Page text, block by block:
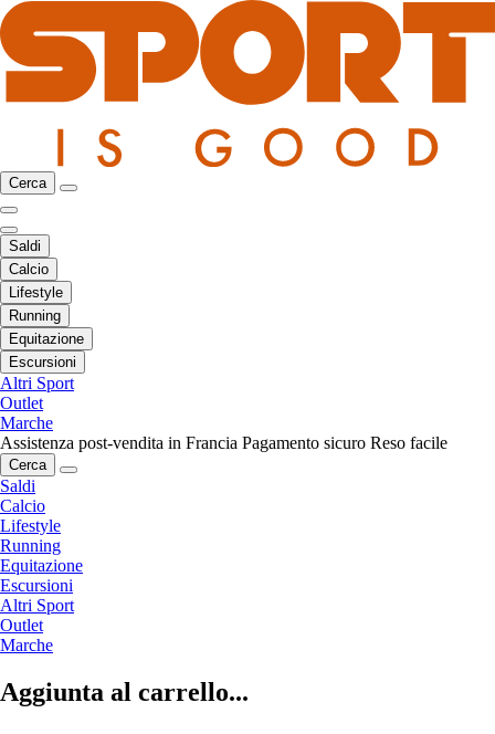
Cerca
Saldi
Calcio
Lifestyle
Running
Equitazione
Escursioni
Altri Sport
Outlet
Marche
Assistenza post-vendita in Francia Pagamento sicuro Reso facile
Cerca
Saldi
Calcio
Lifestyle
Running
Equitazione
Escursioni
Altri Sport
Outlet
Marche
Aggiunta al carrello...